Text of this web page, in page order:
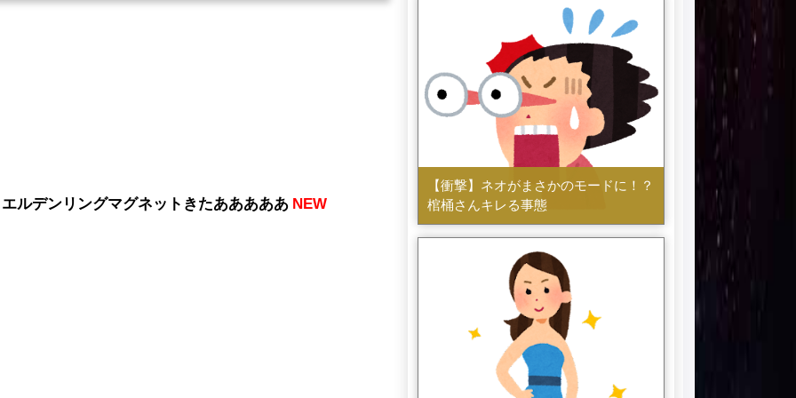
ルデンリングマグネットきたあああああ NEW
【衝撃】ネオがまさかのモードに！？
棺桶さんキレる事態